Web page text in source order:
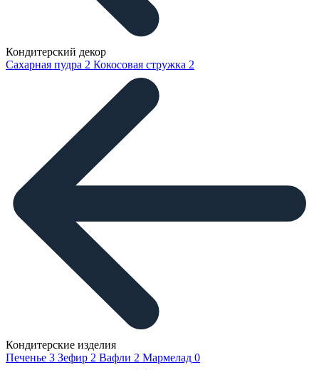
Кондитерский декор
Сахарная пудра 2 Кокосовая стружка 2
Кондитерские изделия
Печенье 3 Зефир 2 Вафли 2 Мармелад 0